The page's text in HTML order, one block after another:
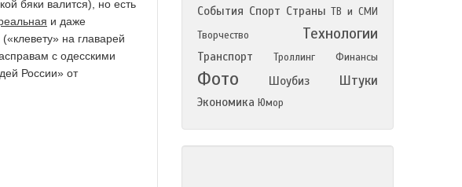
бяки валится), но есть
и даже
на главарей
с одесскими
России» от
События Спорт Страны ТВ и СМИ
Творчество
Технологии
Транспорт Троллинг Финансы
Фото Шоубиз Штуки
Экономика Юмор